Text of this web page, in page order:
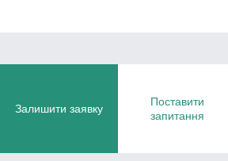
Залишити заявку
Поставити
запитання